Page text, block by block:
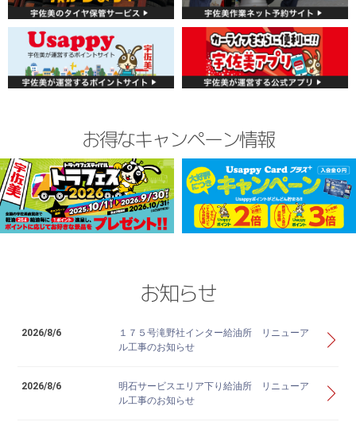
お得なキャンペーン情報
お知らせ
2026/8/6
１７５号滝野社インター給油所 リニューア
ル工事のお知らせ
2026/8/6
明石サービスエリア下り給油所 リニューア
ル工事のお知らせ